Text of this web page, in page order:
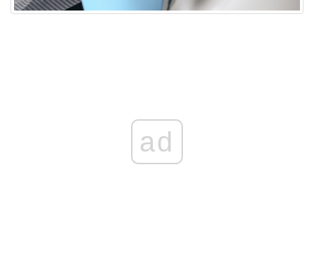
ad